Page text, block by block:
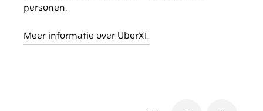
personen.
Meer informatie over UberXL